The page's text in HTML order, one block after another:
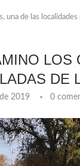
una de las
LOS
DE
2019 0